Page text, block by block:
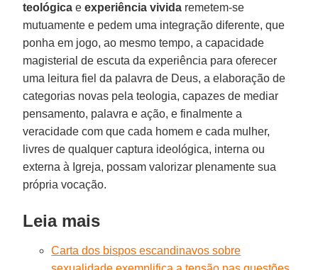
teológica eexperiência vivida remetem-se
mutuamente e pedem uma integração diferente, que
ponha em jogo, ao mesmo tempo, a capacidade
magisterial de escuta da experiência para oferecer
uma leitura fiel da palavra de Deus, a elaboração de
categorias novas pela teologia, capazes de mediar
pensamento, palavra e ação, e finalmente a
veracidade com que cada homem e cada mulher,
livres de qualquer captura ideológica, interna ou
externa à Igreja, possam valorizar plenamente sua
própria vocação.
Leia mais
Carta dos bispos escandinavos sobre